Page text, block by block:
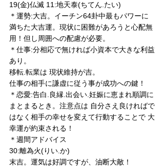
19(金)仏滅 11:地天泰(ちてん.たい)
＊運勢:大吉。イーチン64卦中最もパワーに
満ちた大吉運。現状に困難があろうと心配無
用！但し周囲への配慮が必要。
＊仕事:分相応で無ければ小資本で大きな利益
あり。
移転.転業は 現状維持が吉。
仕事の相手に謙虚に従う事が成功への鍵！
＊恋愛:告白.良縁.出会い.妊娠に恵まれ順調に
まとまるとき。注意点は 自分さえ良ければで
はなく相手の幸せを変えて行動することで 大
幸運が約束される！
＊週間アドバイス
30:離為火(りい.か)
末吉。運気は好調ですが、油断大敵！